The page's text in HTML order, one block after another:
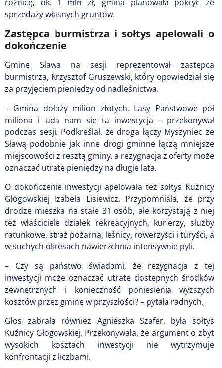
różnicę, ok. 1 mln zł, gmina planowała pokryć ze
sprzedaży własnych gruntów.
Zastępca burmistrza i sołtys apelowali o
dokończenie
Gminę Sława na sesji reprezentował zastępca
burmistrza, Krzysztof Gruszewski, który opowiedział się
za przyjęciem pieniędzy od nadleśnictwa.
– Gmina dołoży milion złotych, Lasy Państwowe pół
miliona i uda nam się ta inwestycja – przekonywał
podczas sesji. Podkreślał, że droga łączy Myszyniec ze
Sławą podobnie jak inne drogi gminne łączą mniejsze
miejscowości z resztą gminy, a rezygnacja z oferty może
oznaczać utratę pieniędzy na długie lata.
O dokończenie inwestycji apelowała też sołtys Kuźnicy
Głogowskiej Izabela Lisiewicz. Przypomniała, że przy
drodze mieszka na stałe 31 osób, ale korzystają z niej
też właściciele działek rekreacyjnych, kurierzy, służby
ratunkowe, straż pożarna, leśnicy, rowerzyści i turyści, a
w suchych okresach nawierzchnia intensywnie pyli.
– Czy są państwo świadomi, że rezygnacja z tej
inwestycji może oznaczać utratę dostępnych środków
zewnętrznych i konieczność poniesienia wyższych
kosztów przez gminę w przyszłości? – pytała radnych.
Głos zabrała również Agnieszka Szafer, była sołtys
Kuźnicy Głogowskiej. Przekonywała, że argument o zbyt
wysokich kosztach inwestycji nie wytrzymuje
konfrontacji z liczbami.